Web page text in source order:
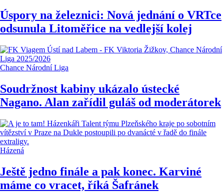
Úspory na železnici: Nová jednání o VRTce
odsunula Litoměřice na vedlejší kolej
Chance Národní Liga
Soudržnost kabiny ukázalo ústecké
Nagano. Alan zařídil guláš od moderátorek
Házená
Ještě jedno finále a pak konec. Karviné
máme co vracet, říká Šafránek